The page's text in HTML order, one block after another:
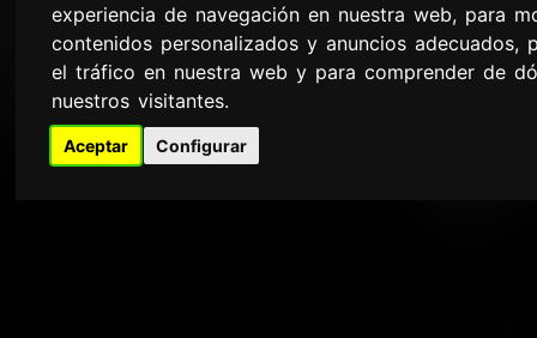
experiencia de navegación en nuestra web, para
contenidos personalizados y anuncios adecuados,
el tráfico en nuestra web y para comprender de
nuestros visitantes.
Aceptar Configurar